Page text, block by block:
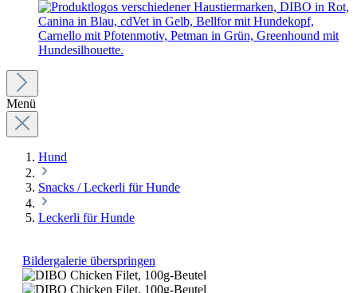
Menü
Hund
Snacks / Leckerli für Hunde
Leckerli für Hunde
Bildergalerie überspringen